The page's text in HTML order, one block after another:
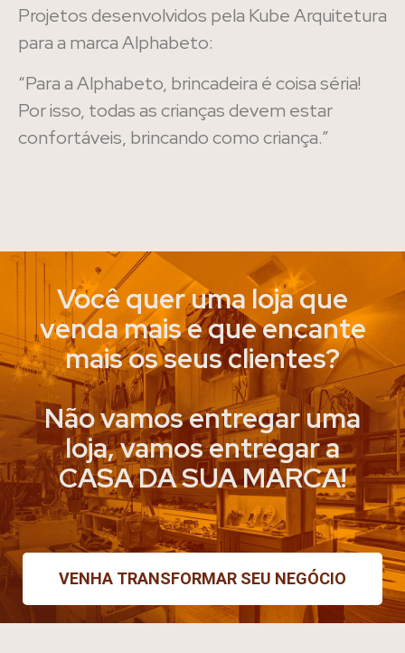
Projetos desenvolvidos pela Kube Arquitetura
para a marca Alphabeto:
“Para a Alphabeto, brincadeira é coisa séria!
Por isso, todas as crianças devem estar
confortáveis, brincando como criança.”
Você quer uma loja que
venda mais e que encante
mais os seus clientes?
Não vamos entregar uma
loja, vamos entregar a
CASA DA SUA MARCA!
VENHA TRANSFORMAR SEU NEGÓCIO